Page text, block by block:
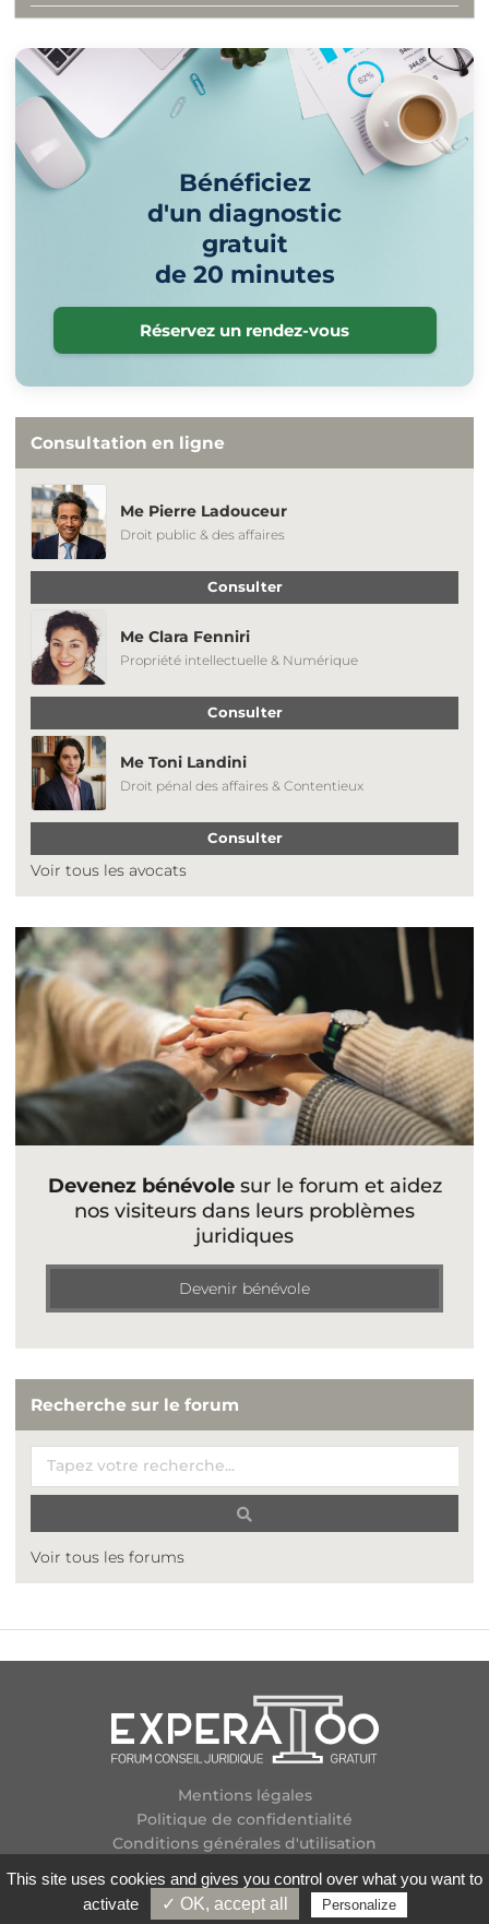
Bénéficiez
d'un diagnostic
gratuit
de 20 minutes
Réservez un rendez-vous
Consultation en ligne
Me Pierre Ladouceur
Droit public & des affaires
Consulter
Me Clara Fenniri
Propriété intellectuelle & Numérique
Consulter
Me Toni Landini
Droit pénal des affaires & Contentieux
Consulter
Voir tous les avocats
Devenez bénévolesur le forum et aidez
nos visiteurs dans leurs problèmes
juridiques
Devenir bénévole
Recherche sur le forum
Voir tous les forums
Mentions légales
Politique de confidentialité
Conditions générales d'utilisation
Contactez-nous
Flux RSS
This site uses cookies and gives you control over what you want to
activate
✓ OK, accept all Personalize